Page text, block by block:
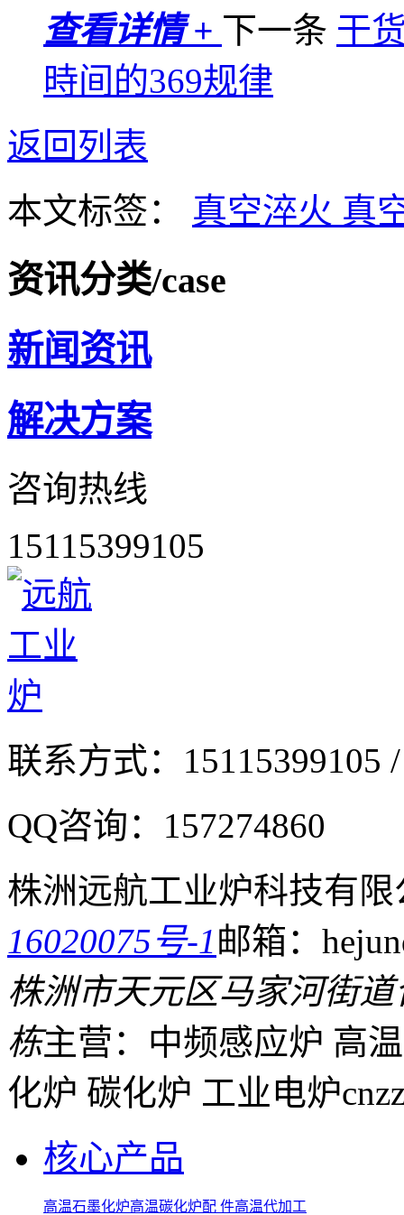
查看详情 + 下一条 干
時间的369规律
返回列表
本文标签： 真空淬火 真
资讯分类/case
新闻资讯
解决方案
咨询热线
15115399105
联系方式： 15115399105
QQ咨询： 157274860
株洲远航工业炉科技有限
16020075号-1邮箱：
株洲市天元区马家河街
栋主营：中频感应炉 高
化炉 碳化炉 工业电炉
核心产品
高温石墨化炉高温碳化炉配 件高温代加工